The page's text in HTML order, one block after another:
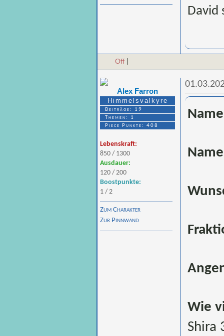
David
Off
Alex Farron
Himmelsvalkyre
Beiträge: 19
Themen: 1
Piece Punkte: 408
Lebenskraft:
850 / 1300
Ausdauer:
120 / 200
Boostpunkte:
1 / 2
Zum Charakter
Zur Pinnwand
Wie
Shira